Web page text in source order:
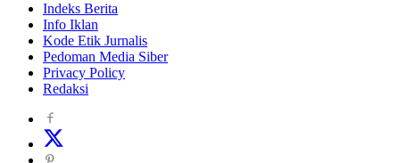
Indeks Berita
Info Iklan
Kode Etik Jurnalis
Pedoman Media Siber
Privacy Policy
Redaksi